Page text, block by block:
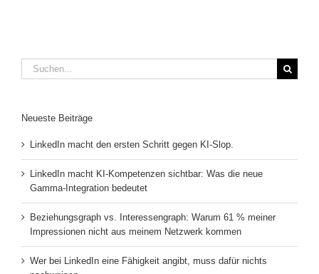
Suche
nach:
Neueste Beiträge
LinkedIn macht den ersten Schritt gegen KI-Slop.
LinkedIn macht KI-Kompetenzen sichtbar: Was die neue
Gamma-Integration bedeutet
Beziehungsgraph vs. Interessengraph: Warum 61 % meiner
Impressionen nicht aus meinem Netzwerk kommen
Wer bei LinkedIn eine Fähigkeit angibt, muss dafür nichts